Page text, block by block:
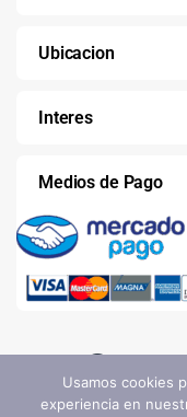
Ubicacion
Interes
Medios de Pago
Usamos cookies
experiencia en